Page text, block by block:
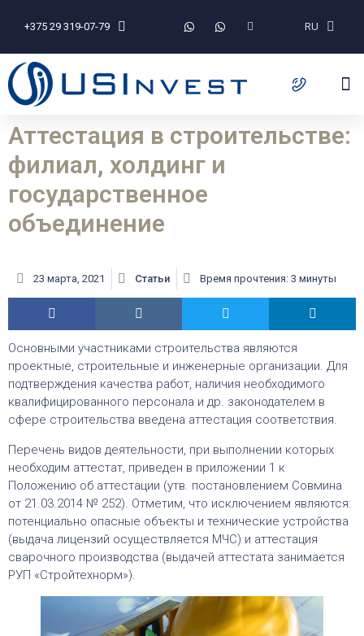
+375 29 319-07-79 RU
Аттестация в строительстве:
филиал, холдинг и
государственное
объединение
23 марта, 2021 Статьи Время прочтения: 3 минуты
Основными участниками строительства являются
проектные, строительные и инженерные организации. Для
подтверждения качества работ, наличия необходимого
квалифицированного персонала и др. законодателем в
сфере строительства введена аттестация соответствия.
Перечень видов деятельности, при выполнении которых
необходим аттестат, приведен в приложении 1 к
Положению об аттестации (утв. постановлением Совмина
от 21.03.2014 № 252). Отметим, что исключением являются:
потенциально опасные объекты и технические устройства
(выдача лицензий осуществляется МЧС) и аттестация
сварочного производства (выдачей аттестата занимается
РУП «Стройтехнорм»).